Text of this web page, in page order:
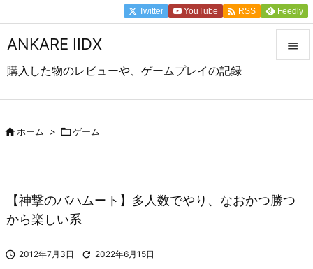
ANKARE IIDX
購入した物のレビューや、ゲームプレイの記録

検索
Twitter YouTube  RSS Feedly
ホーム > ゲーム
【神撃のバハムート】多人数でやり、なおかつ勝つ
から楽しい系
 2012年7月3日  2022年6月15日